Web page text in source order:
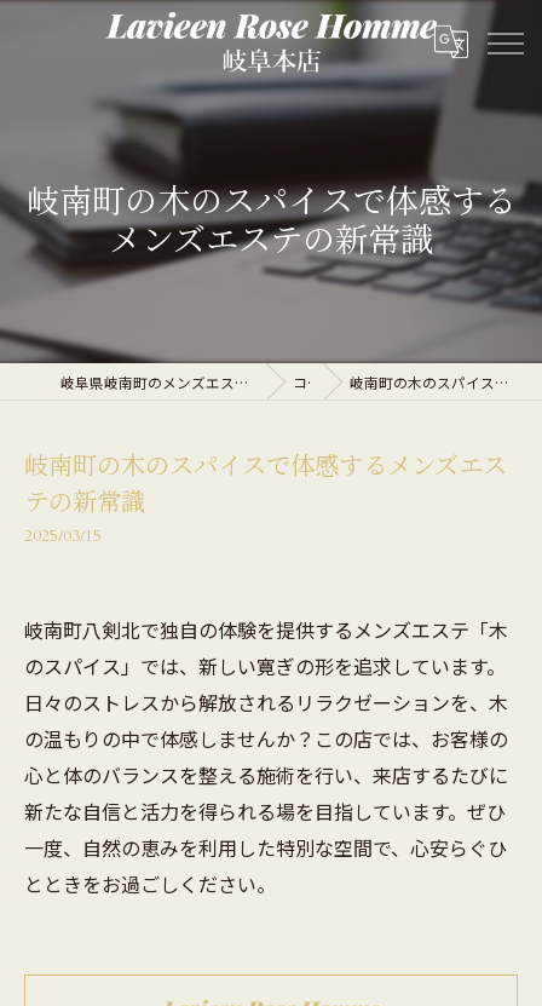
岐南町の木のスパイスで体感する
メンズエステの新常識
岐阜県岐南町のメンズエステならLavieen Rose Homme 岐阜本店 コラム 岐南町の木のスパイスで体感するメンズエステの新常識
岐南町の木のスパイスで体感するメンズエス
テの新常識
2025/03/15
岐南町八剣北で独自の体験を提供するメンズエステ「木
のスパイス」では、新しい寛ぎの形を追求しています。
日々のストレスから解放されるリラクゼーションを、木
の温もりの中で体感しませんか？この店では、お客様の
心と体のバランスを整える施術を行い、来店するたびに
新たな自信と活力を得られる場を目指しています。ぜひ
一度、自然の恵みを利用した特別な空間で、心安らぐひ
とときをお過ごしください。